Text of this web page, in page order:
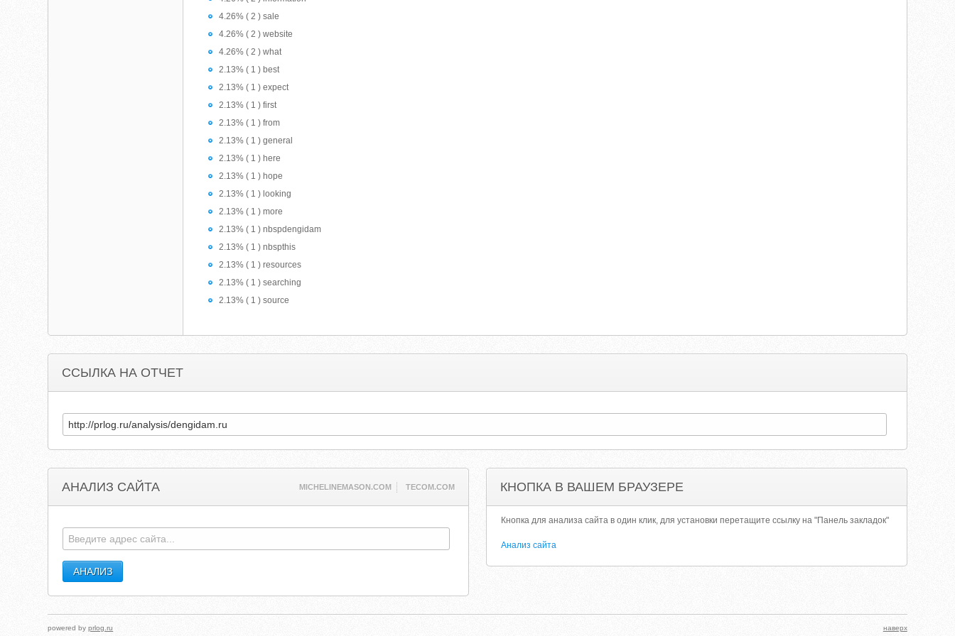
4.26% ( 2 ) sale
4.26% ( 2 ) website
4.26% ( 2 ) what
2.13% ( 1 ) best
2.13% ( 1 ) expect
2.13% ( 1 ) first
2.13% ( 1 ) from
2.13% ( 1 ) general
2.13% ( 1 ) here
2.13% ( 1 ) hope
2.13% ( 1 ) looking
2.13% ( 1 ) more
2.13% ( 1 ) nbspdengidam
2.13% ( 1 ) nbspthis
2.13% ( 1 ) resources
2.13% ( 1 ) searching
2.13% ( 1 ) source
ССЫЛКА НА ОТЧЕТ
АНАЛИЗ САЙТА MICHELINEMASON.COM TECOM.COM КНОПКА В ВАШЕМ БРАУЗЕРЕ
Кнопка для анализа сайта в один клик, для установки перетащите ссылку на "Панель закладок"
Анализ сайта
powered byprlog.ru наверх